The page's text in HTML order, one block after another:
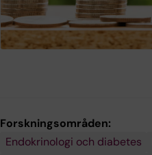
Forskningsområden:
Endokrinologi och diabetes